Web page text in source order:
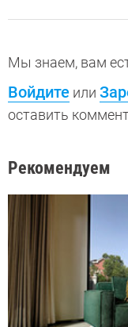
Мы знаем, вам
Войдите или
оставить
Рекомендуем